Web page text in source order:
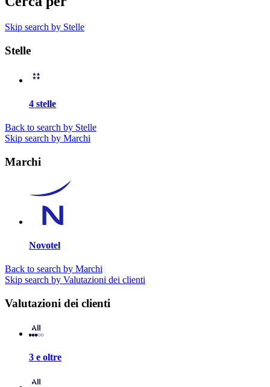
Skip search by Stelle
Stelle
4 stelle
Back to search by Stelle
Skip search by Marchi
Marchi
Novotel
Back to search by Marchi
Skip search by Valutazioni dei clienti
Valutazioni dei clienti
3 e oltre